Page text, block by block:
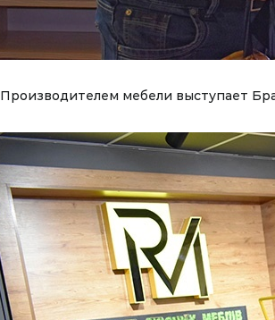
Производителем мебели выступает